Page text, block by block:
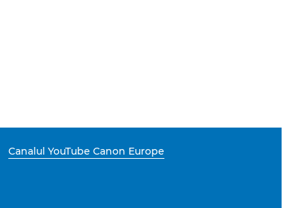
Canalul YouTube Canon Europe